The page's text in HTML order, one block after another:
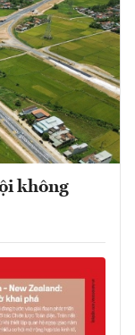
không